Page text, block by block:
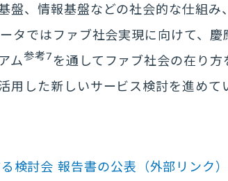
盤、情報基盤などの社会的な仕組み
タではファブ社会実現に向けて、慶
ム参考7を通してファブ社会の在り方
した新しいサービス検討を進めて
検討会 報告書の公表 （外部リンク）